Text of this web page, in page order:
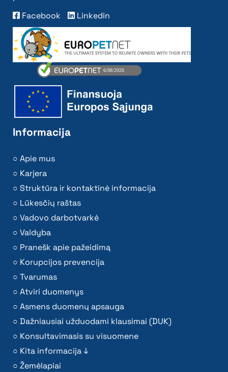
Facebook
Linkedin
Informacija
Apie mus
Karjera
Struktūra ir kontaktinė informacija
Lūkesčių raštas
Vadovo darbotvarkė
Valdyba
Pranešk apie pažeidimą
Korupcijos prevencija
Tvarumas
Atviri duomenys
Asmens duomenų apsauga
Dažniausiai užduodami klausimai (DUK)
Konsultavimasis su visuomene
Kita informacija ↓
Žemėlapiai